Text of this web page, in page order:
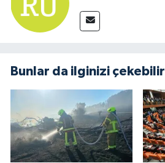
Bunlar da ilginizi çekebilir